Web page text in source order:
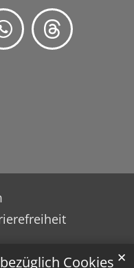
Cookies ✕